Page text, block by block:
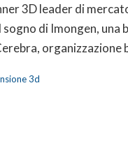
3D leader di
sogno di Imongen,
organizzazione
3d